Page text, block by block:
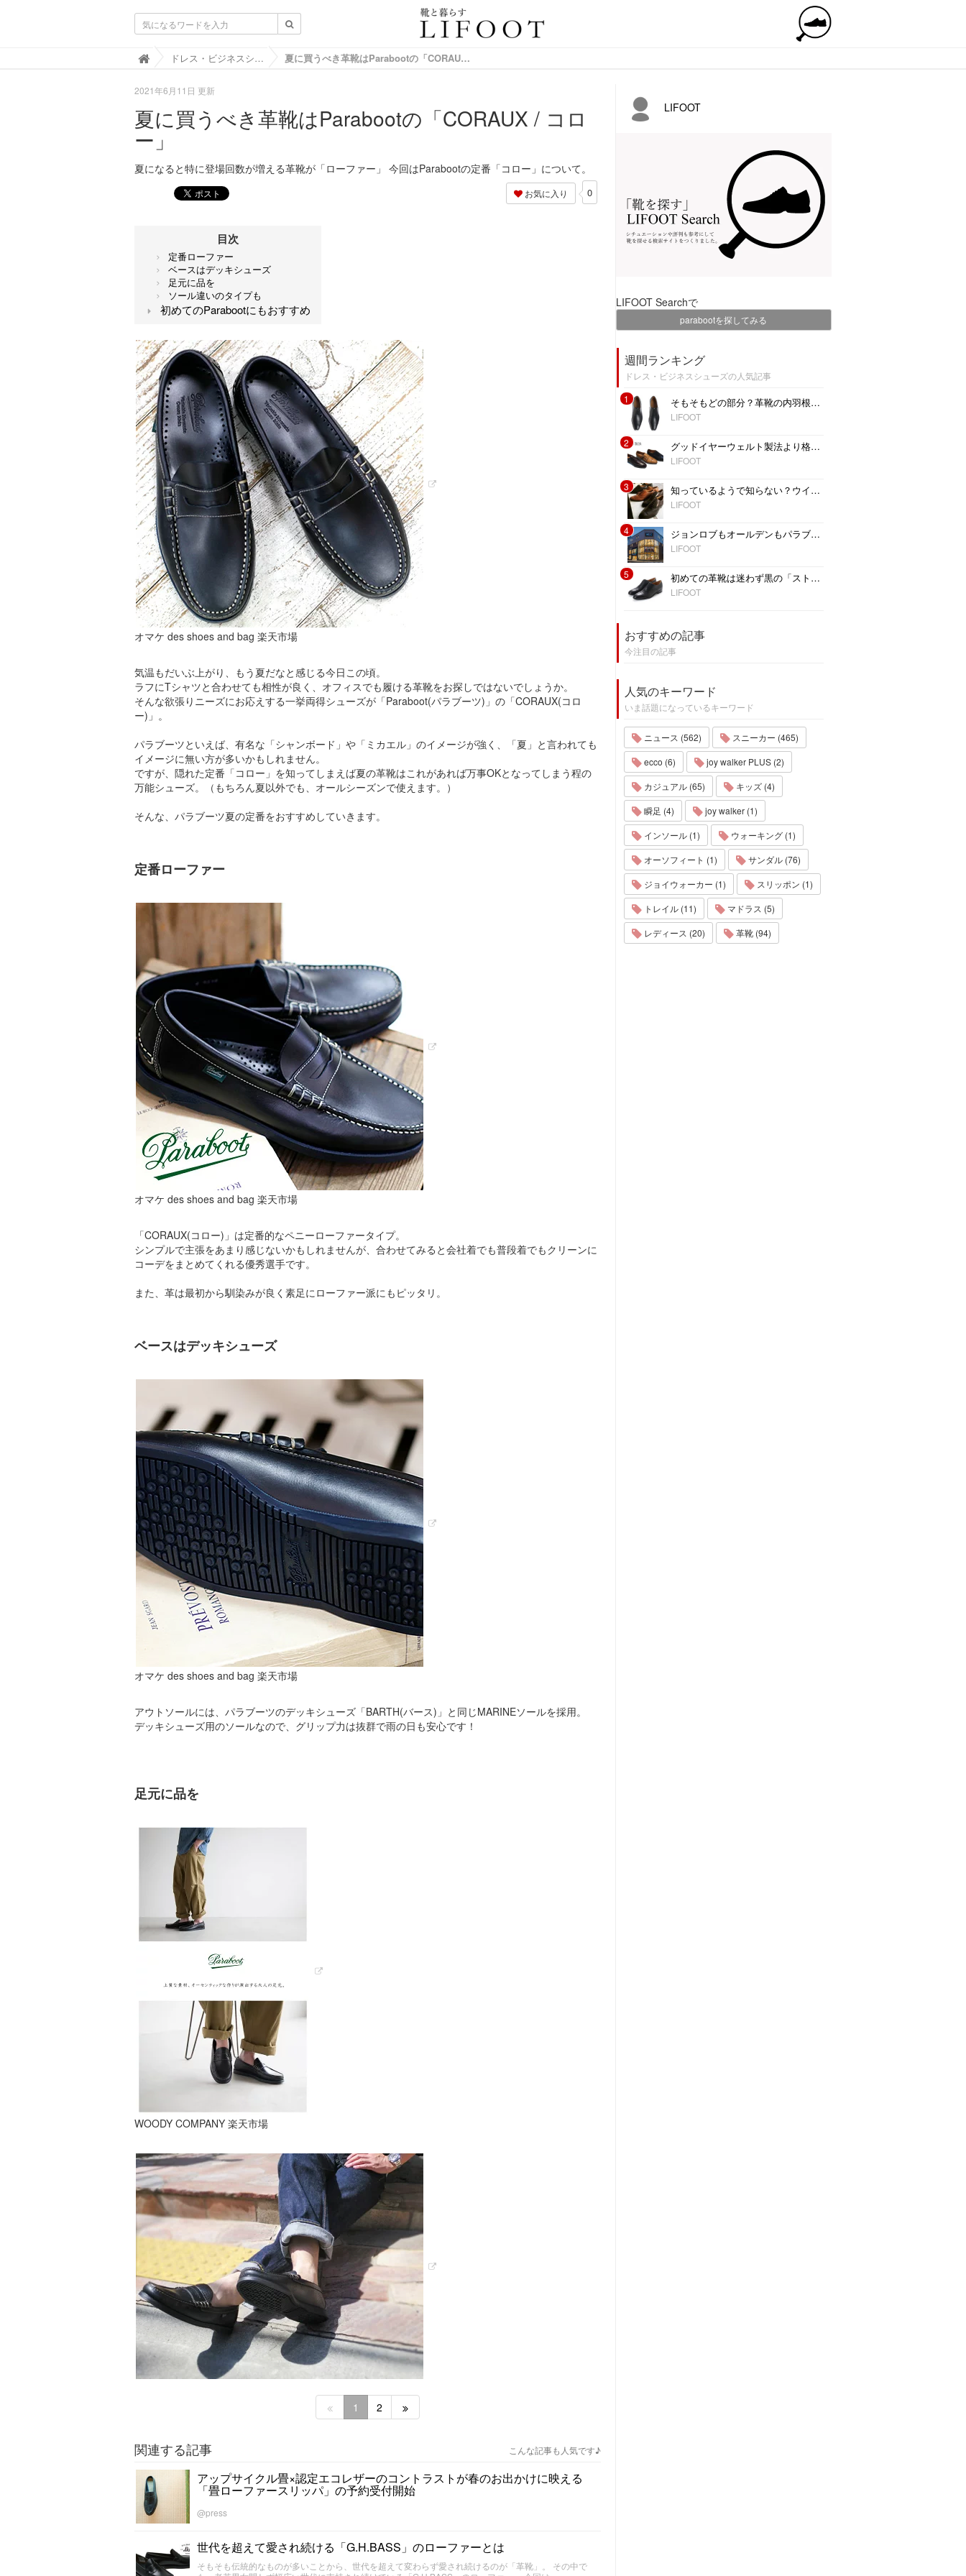
靴と暮らすLIFOOT【ライフット】-靴の情報サイト
ドレス・ビジネスシューズ 夏に買うべき革靴はParabootの「CORAUX / コロー」
2021年6月11日 更新
夏に買うべき革靴はParabootの「CORAUX / コロ
ー」
夏になると特に登場回数が増える革靴が「ローファー」 今回はParabootの定番「コロー」について。
お気に入り 0
目次
定番ローファー
ベースはデッキシューズ
足元に品を
ソール違いのタイプも
初めてのParabootにもおすすめ
オマケ des shoes and bag 楽天市場
気温もだいぶ上がり、もう夏だなと感じる今日この頃。
ラフにTシャツと合わせても相性が良く、オフィスでも履ける革靴をお探しではないでしょうか。
そんな欲張りニーズにお応えする一挙両得シューズが「Paraboot(パラブーツ)」の「CORAUX(コロ
ー)」。
パラブーツといえば、有名な「シャンボード」や「ミカエル」のイメージが強く、「夏」と言われても
イメージに無い方が多いかもしれません。
ですが、隠れた定番「コロー」を知ってしまえば夏の革靴はこれがあれば万事OKとなってしまう程の
万能シューズ。（もちろん夏以外でも、オールシーズンで使えます。）
そんな、パラブーツ夏の定番をおすすめしていきます。
定番ローファー
オマケ des shoes and bag 楽天市場
「CORAUX(コロー)」は定番的なペニーローファータイプ。
シンプルで主張をあまり感じないかもしれませんが、合わせてみると会社着でも普段着でもクリーンに
コーデをまとめてくれる優秀選手です。
また、革は最初から馴染みが良く素足にローファー派にもピッタリ。
ベースはデッキシューズ
オマケ des shoes and bag 楽天市場
アウトソールには、パラブーツのデッキシューズ「BARTH(バース)」と同じMARINEソールを採用。
デッキシューズ用のソールなので、グリップ力は抜群で雨の日も安心です！
足元に品を
WOODY COMPANY 楽天市場
1 2
関連する記事 こんな記事も人気です♪
アップサイクル畳×認定エコレザーのコントラストが春のお出かけに映える
「畳ローファースリッパ」の予約受付開始
@press
世代を超えて愛され続ける「G.H.BASS」のローファーとは
そもそも伝統的なものが多いことから、世代を超えて変わらず愛され続けるのが「革靴」。 その中で
LIFOOT
LIFOOT Searchで
parabootを探してみる
週間ランキング
ドレス・ビジネスシューズの人気記事
1
そもそもどの部分？革靴の内羽根と外羽根とは
LIFOOT
2 グッドイヤーウェルト製法より格下？気になるマッケイ製法のこと
LIFOOT
3 知っているようで知らない？ウイングチップシューズのこと
LIFOOT
4 ジョンロブもオールデンもパラブーツも！名古屋の靴店「NEXT FOCUS」がスゴイ！！
LIFOOT
5 初めての革靴は迷わず黒の「ストレートチップ」
LIFOOT
おすすめの記事
今注目の記事
人気のキーワード
いま話題になっているキーワード
ニュース (562)
スニーカー (465)
ecco (6)
joy walker PLUS (2)
カジュアル (65)
キッズ (4)
瞬足 (4)
joy walker (1)
インソール (1)
ウォーキング (1)
オーソフィート (1)
サンダル (76)
ジョイウォーカー (1)
スリッポン (1)
トレイル (11)
マドラス (5)
レディース (20)
革靴 (94)